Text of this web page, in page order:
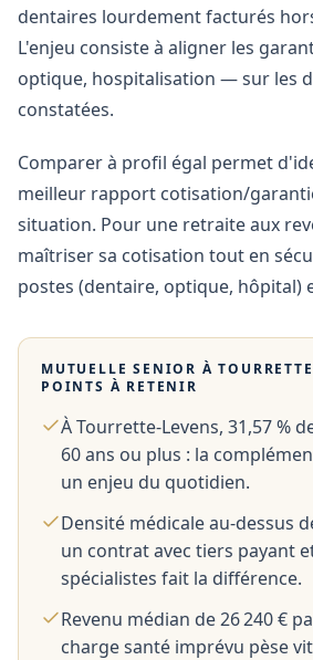
dentaires lourdement facturés
L'enjeu consiste à aligner les
optique, hospitalisation — sur les
constatées.
Comparer à profil égal permet
meilleur rapport cotisation/
situation. Pour une retraite aux
maîtriser sa cotisation tout en
postes (dentaire, optique, hôpital)
MUTUELLE SENIOR À
POINTS À RETENIR
À Tourrette-Levens, 31,57 %
60 ans ou plus : la
un enjeu du quotidien.
Densité médicale au-dessus
un contrat avec tiers payant
spécialistes fait la différence.
Revenu médian de 26 240 €
charge santé imprévu pèse